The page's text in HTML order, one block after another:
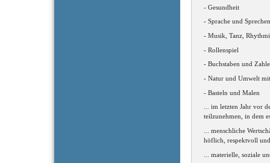
- Gesundheit
- Sprache und Sprechen
- Musik, Tanz,
- Rollenspiel
- Buchstaben und
- Natur und Umwelt
- Basteln und Malen
... im letzten Jahr vor
teilzunehmen, in dem
... menschliche
höflich, respektvoll
... materielle, soziale